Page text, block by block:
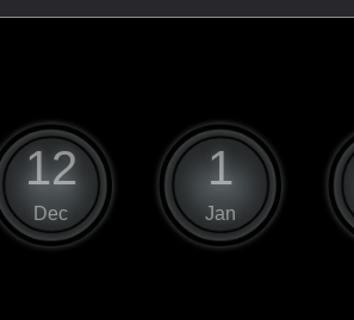
12
Dec
1
Jan